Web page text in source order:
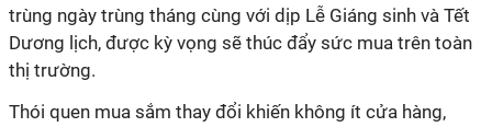
trùng ngày trùng tháng cùng với dịp Lễ Giáng sinh và Tết
Dương lịch, được kỳ vọng sẽ thúc đẩy sức mua trên toàn
thị trường.
Thói quen mua sắm thay đổi khiến không ít cửa hàng,